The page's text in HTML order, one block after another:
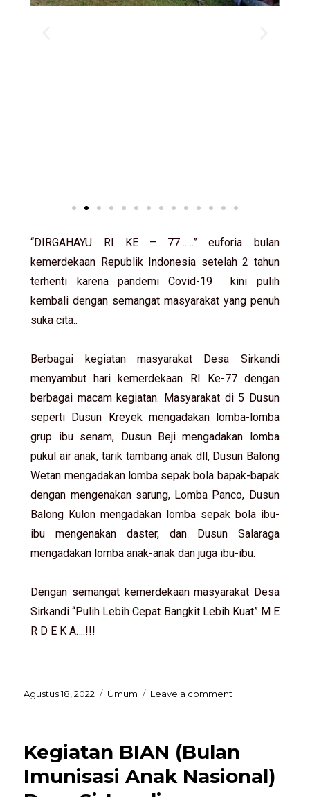
“DIRGAHAYU RI KE – 77……” euforia bulan
kemerdekaan Republik Indonesia setelah 2 tahun
terhenti karena pandemi Covid-19 kini pulih
kembali dengan semangat masyarakat yang penuh
suka cita..
Berbagai kegiatan masyarakat Desa Sirkandi
menyambut hari kemerdekaan RI Ke-77 dengan
berbagai macam kegiatan. Masyarakat di 5 Dusun
seperti Dusun Kreyek mengadakan lomba-lomba
grup ibu senam, Dusun Beji mengadakan lomba
pukul air anak, tarik tambang anak dll, Dusun Balong
Wetan mengadakan lomba sepak bola bapak-bapak
dengan mengenakan sarung, Lomba Panco, Dusun
Balong Kulon mengadakan lomba sepak bola ibu-
ibu mengenakan daster, dan Dusun Salaraga
mengadakan lomba anak-anak dan juga ibu-ibu.
Dengan semangat kemerdekaan masyarakat Desa
Sirkandi “Pulih Lebih Cepat Bangkit Lebih Kuat” M E
R D E K A….!!!
Agustus 18, 2022 Umum Leave a comment
Kegiatan BIAN (Bulan
Imunisasi Anak Nasional)